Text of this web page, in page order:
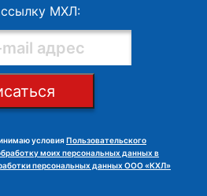
МХЛ:
условия Пользовательского
моих персональных данных в
персональных данных ООО «КХЛ»